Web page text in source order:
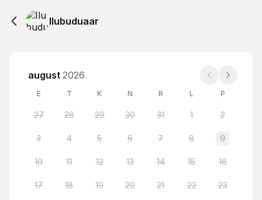
Ilubuduaar
august 2026
E T K N R L P
27 28 29 30 31 1 2
3 4 5 6 7 8 9
10 11 12 13 14 15 16
17 18 19 20 21 22 23